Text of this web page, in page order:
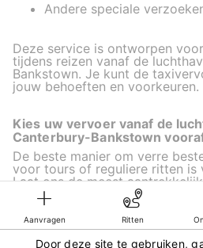
Aanvragen Ritten
Door deze site te gebruiken,
Andere speciale
Deze service is ontworpen
tijdens reizen vanaf de
Bankstown. Je kunt de
jouw behoeften en voorkeuren.
Kies uw vervoer vanaf de
Canterbury-Bankstown
De beste manier om verre
voor tours of reguliere ritten is
Laat ons de meest
vinden en plan vooruit voor